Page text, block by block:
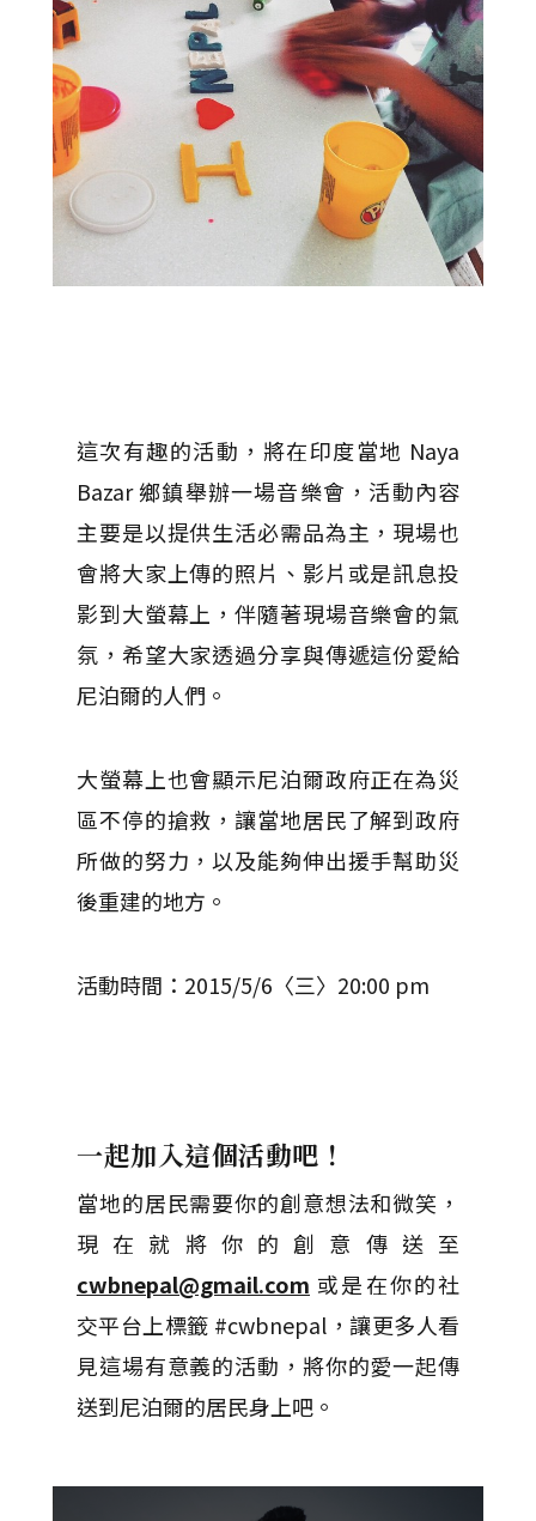
這次有趣的活動，將在印度當地 Naya
Bazar 鄉鎮舉辦一場音樂會，活動內容
主要是以提供生活必需品為主，現場也
會將大家上傳的照片、影片或是訊息投
影到大螢幕上，伴隨著現場音樂會的氣
氛，希望大家透過分享與傳遞這份愛給
尼泊爾的人們。
大螢幕上也會顯示尼泊爾政府正在為災
區不停的搶救，讓當地居民了解到政府
所做的努力，以及能夠伸出援手幫助災
後重建的地方。
活動時間：2015/5/6〈三〉20:00 pm
一起加入這個活動吧！
當地的居民需要你的創意想法和微笑，
現在就將你的創意傳送至
cwbnepal@gmail.com 或是在你的社
交平台上標籤 #cwbnepal，讓更多人看
見這場有意義的活動，將你的愛一起傳
送到尼泊爾的居民身上吧。